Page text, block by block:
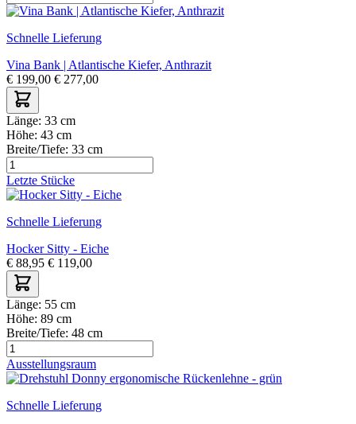
Schnelle Lieferung
Vina Bank | Atlantische Kiefer, Anthrazit
€ 199,00 € 277,00
Länge: 33 cm
Höhe: 43 cm
Breite/Tiefe: 33 cm
Letzte Stücke
Schnelle Lieferung
Hocker Sitty - Eiche
€ 88,95 € 119,00
Länge: 55 cm
Höhe: 89 cm
Breite/Tiefe: 48 cm
Ausstellungsraum
Schnelle Lieferung